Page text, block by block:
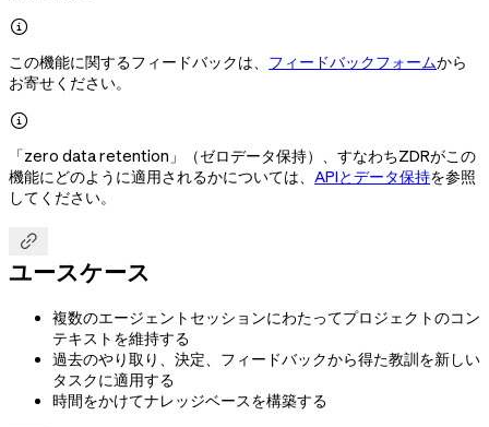

この機能に関するフィードバックは、 フィードバックフォームから
お寄せください。

「zero data retention」（ゼロデータ保持）、すなわちZDRがこの
機能にどのように適用されるかについては、 APIとデータ保持を参照
してください。

ユースケース
複数のエージェントセッションにわたってプロジェクトのコン
テキストを維持する
過去のやり取り、決定、フィードバックから得た教訓を新しい
タスクに適用する
時間をかけてナレッジベースを構築する